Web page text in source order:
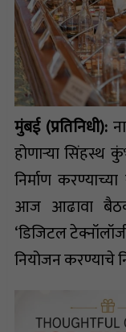
मुंबई (प्रतिनिधी):
होणाऱ्या सिंहस्थ
निर्माण
आज आढावा
‘डिजिटल
नियोजन करण्याचे